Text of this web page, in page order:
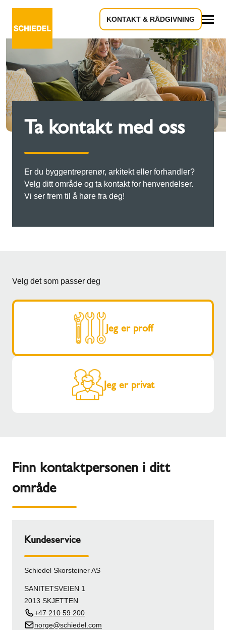
KONTAKT & RÅDGIVNING
Ta kontakt med oss
Er du byggentreprenør, arkitekt eller forhandler?
Velg ditt område og ta kontakt for henvendelser.
Vi ser frem til å høre fra deg!
Velg det som passer deg
Jeg er proff
Jeg er privat
Finn kontaktpersonen i ditt
område
Kundeservice
Schiedel Skorsteiner AS
SANITETSVEIEN 1
2013 SKJETTEN
+47 210 59 200
norge@schiedel.com